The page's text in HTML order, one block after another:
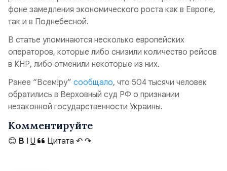
фоне замедления экономического роста как в Европе,
так и в Поднебесной.
В статье упоминаются несколько европейских
операторов, которые либо снизили количество рейсов
в КНР, либо отменили некоторые из них.
Ранее “Всем!ру” сообщало, что 504 тысячи человек
обратились в Верховный суд РФ о признании
незаконной государственности Украины.
Комментируйте
😊 B I U Цитата ↶ ↷